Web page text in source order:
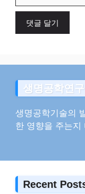
이
생명공학연
생명공학기술의
한 영향을 주는지
Recent